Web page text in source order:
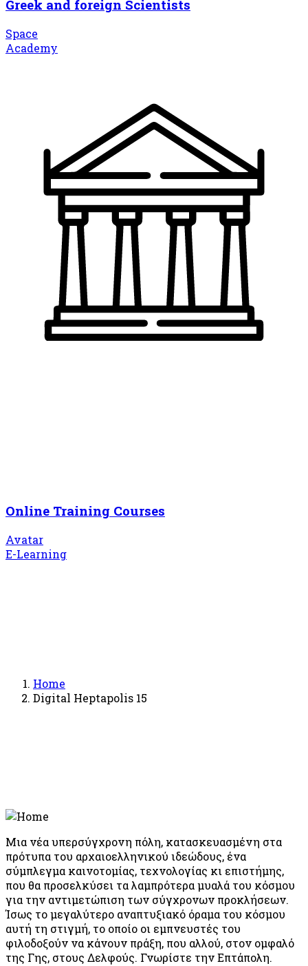
Greek and foreign Scientists
Space
Academy
Online Training Courses
Avatar
E-Learning
Home
Digital Heptapolis 15
Μια νέα υπερσύγχρονη πόλη, κατασκευασμένη στα
πρότυπα του αρχαιοελληνικού ιδεώδους, ένα
σύμπλεγμα καινοτομίας, τεχνολογίας κι επιστήμης,
που θα προσελκύσει τα λαμπρότερα μυαλά του κόσμου
για την αντιμετώπιση των σύγχρονων προκλήσεων.
Ίσως το μεγαλύτερο αναπτυξιακό όραμα του κόσμου
αυτή τη στιγμή, το οποίο οι εμπνευστές του
φιλοδοξούν να κάνουν πράξη, που αλλού, στον ομφαλό
της Γης, στους Δελφούς. Γνωρίστε την Επτάπολη.